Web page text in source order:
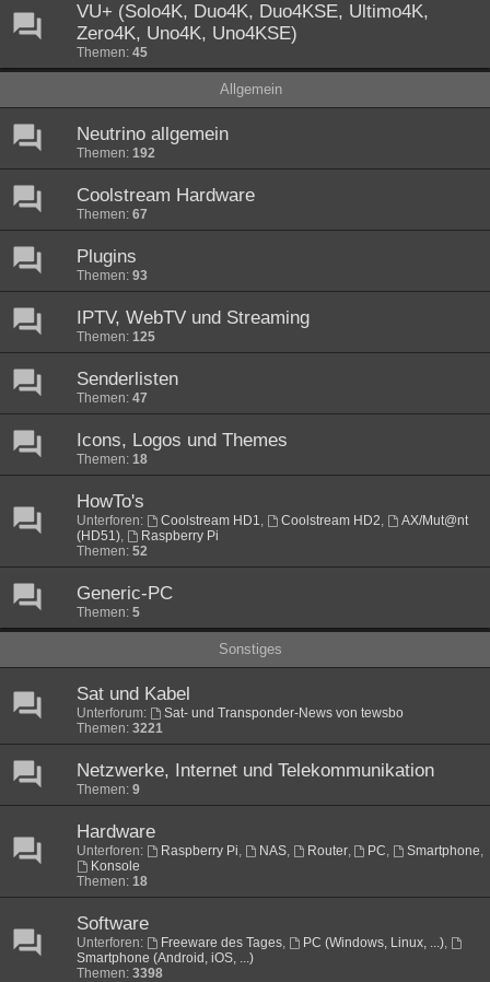
VU+ (Solo4K, Duo4K, Duo4KSE, Ultimo4K,
Zero4K, Uno4K, Uno4KSE)
Themen: 45
Allgemein
Neutrino allgemein
Themen: 192
Coolstream Hardware
Themen: 67
Plugins
Themen: 93
IPTV, WebTV und Streaming
Themen: 125
Senderlisten
Themen: 47
Icons, Logos und Themes
Themen: 18
HowTo's
Unterforen: Coolstream HD1, Coolstream HD2,
AX/Mut@nt
(HD51),
Raspberry Pi
Themen: 52
Generic-PC
Themen: 5
Sonstiges
Sat und Kabel
Unterforum:
Sat- und Transponder-News von tewsbo
Themen: 3221
Netzwerke, Internet und Telekommunikation
Themen: 9
Hardware
Unterforen: Raspberry Pi, NAS, Router, PC, Smartphone,
Konsole
Themen: 18
Software
Unterforen: Freeware des Tages, PC (Windows, Linux, ...),
Smartphone (Android, iOS, ...)
Themen: 3398